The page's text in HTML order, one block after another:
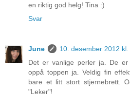
en riktig god helg! Tina :)
Svar
June
10. desember 2012 kl.
Det er vanlige perler ja. De
oppå toppen ja. Veldig fin
bare et litt stort stjernebrett.
"Leker"!